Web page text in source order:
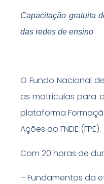
Capacitação gratuita
das redes de ensino
O Fundo Nacional
as matrículas para
plataforma
Ações do FNDE (FPE).
Com 20 horas de
– Fundamentos da